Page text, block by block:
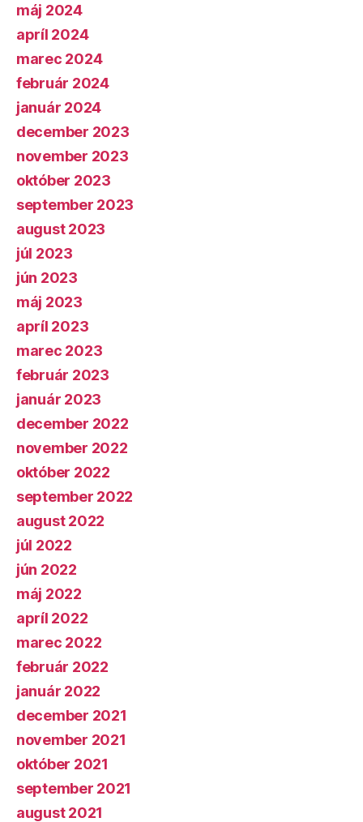
máj 2024
apríl 2024
marec 2024
február 2024
január 2024
december 2023
november 2023
október 2023
september 2023
august 2023
júl 2023
jún 2023
máj 2023
apríl 2023
marec 2023
február 2023
január 2023
december 2022
november 2022
október 2022
september 2022
august 2022
júl 2022
jún 2022
máj 2022
apríl 2022
marec 2022
február 2022
január 2022
december 2021
november 2021
október 2021
september 2021
august 2021